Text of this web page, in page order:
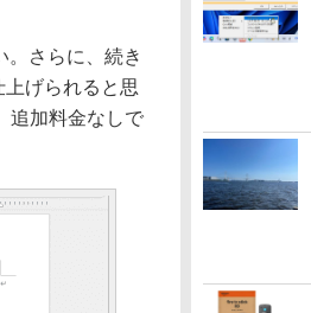
さらに、続き
げられると思
追加料金なしで